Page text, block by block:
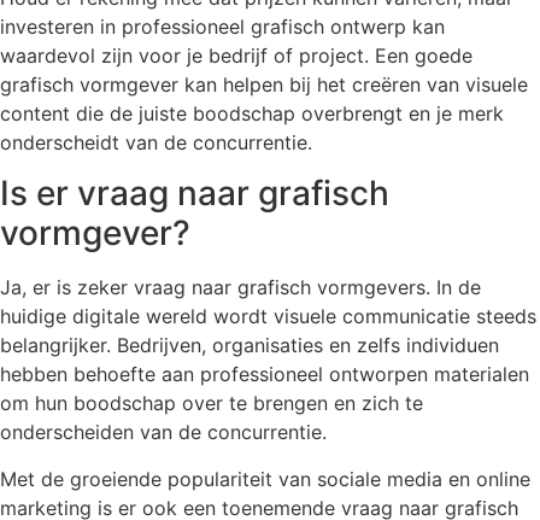
investeren in professioneel grafisch ontwerp kan
waardevol zijn voor je bedrijf of project. Een goede
grafisch vormgever kan helpen bij het creëren van visuele
content die de juiste boodschap overbrengt en je merk
onderscheidt van de concurrentie.
Is er vraag naar grafisch
vormgever?
Ja, er is zeker vraag naar grafisch vormgevers. In de
huidige digitale wereld wordt visuele communicatie steeds
belangrijker. Bedrijven, organisaties en zelfs individuen
hebben behoefte aan professioneel ontworpen materialen
om hun boodschap over te brengen en zich te
onderscheiden van de concurrentie.
Met de groeiende populariteit van sociale media en online
marketing is er ook een toenemende vraag naar grafisch